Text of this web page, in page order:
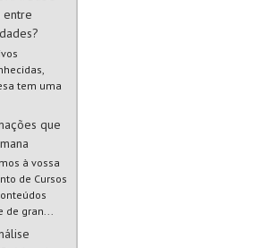
entre
tem uma
que
à vossa
de Cursos
gran...